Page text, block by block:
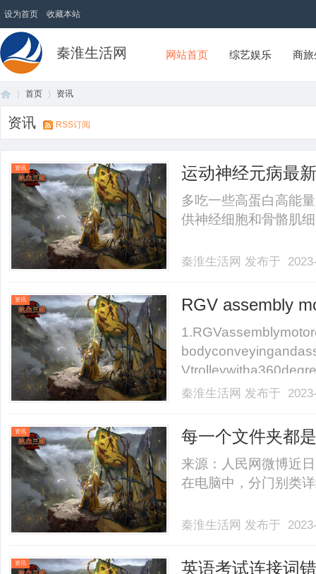
设为首页 收藏本站
秦淮生活网 网站首页 综艺娱乐 商
首页 资讯
资讯 RSS订阅
资讯 运动神经元病最
多吃一些高蛋白高能
供神经细胞和骨骼肌
秦淮生活网 发布于
资讯 RGV assembly
秦淮生活网 发布于
资讯 每一个文件夹都
来源：人民网微博近
在电脑中，分门别类
秦淮生活网 发布于
资讯 英语考试连接词